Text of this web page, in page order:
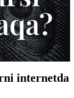
internetda